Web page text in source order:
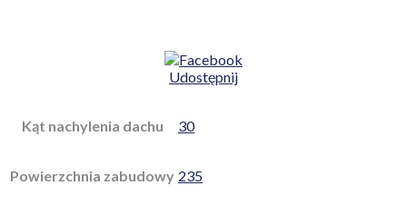
Udostępnij
Kąt nachylenia dachu 30
Powierzchnia zabudowy 235